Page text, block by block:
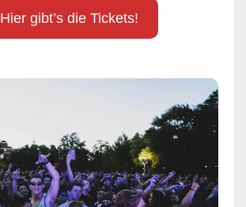
Hier gibt’s die Tickets!